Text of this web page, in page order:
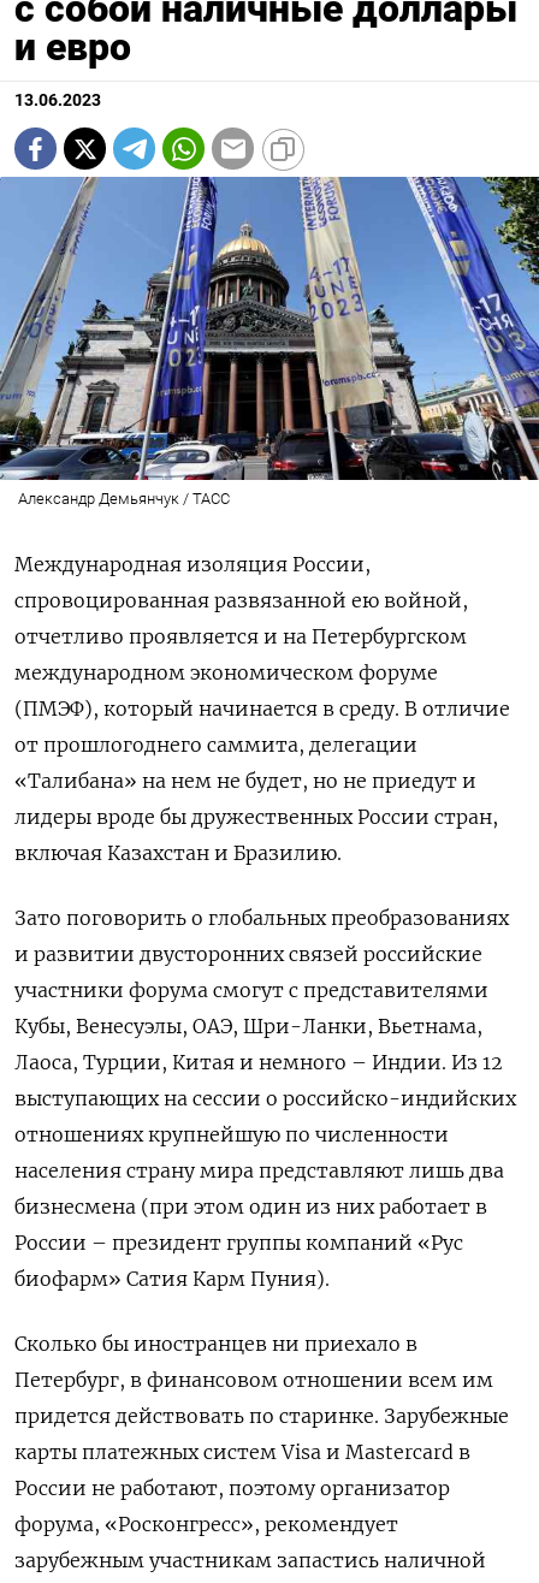
и евро
13.06.2023
Александр Демьянчук / ТАСС
Международная изоляция России,
спровоцированная развязанной ею войной,
отчетливо проявляется и на Петербургском
международном экономическом форуме
(ПМЭФ), который начинается в среду. В отличие
от прошлогоднего саммита, делегации
«Талибана» на нем не будет, но не приедут и
лидеры вроде бы дружественных России стран,
включая Казахстан и Бразилию.
Зато поговорить о глобальных преобразованиях
и развитии двусторонних связей российские
участники форума смогут с представителями
Кубы, Венесуэлы, ОАЭ, Шри-Ланки, Вьетнама,
Лаоса, Турции, Китая и немного – Индии. Из 12
выступающих на сессии о российско-индийских
отношениях крупнейшую по численности
населения страну мира представляют лишь два
бизнесмена (при этом один из них работает в
России – президент группы компаний «Рус
биофарм» Сатия Карм Пуния).
Сколько бы иностранцев ни приехало в
Петербург, в финансовом отношении всем им
придется действовать по старинке. Зарубежные
карты платежных систем Visa и Mastercard в
России не работают, поэтому организатор
форума, «Росконгресс», рекомендует
зарубежным участникам запастись наличной